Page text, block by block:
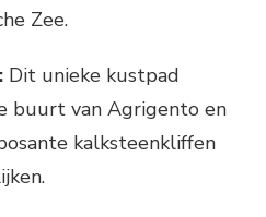
Zee.
Dit unieke kustpad
buurt van Agrigento en
kalksteenkliffen